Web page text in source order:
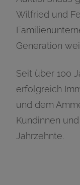
Wilfried und
Generation
Seit über 100
erfolgreich
und dem
Kundinnen
Jahrzehnte.